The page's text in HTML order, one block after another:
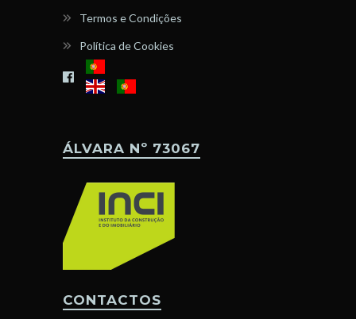
Termos e Condições
Política de Cookies
ÁLVARA Nº 73067
CONTACTOS